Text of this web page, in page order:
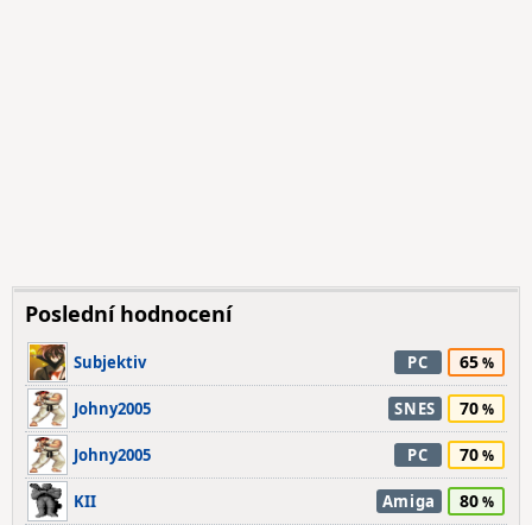
Poslední hodnocení
Subjektiv PC 65
Johny2005 SNES 70
Johny2005 PC 70
KII Amiga 80